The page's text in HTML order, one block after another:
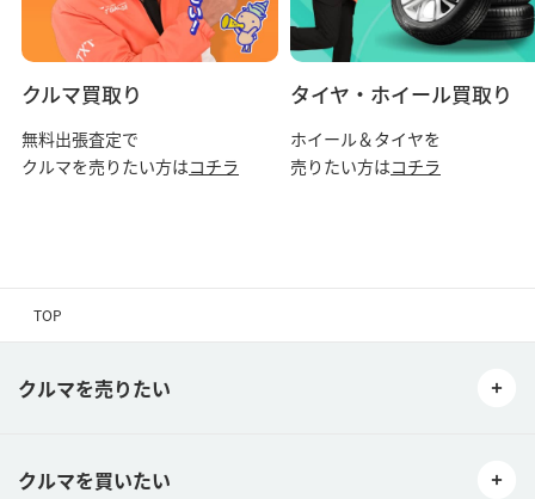
クルマ買取り
無料出張査定で
クルマを売りたい方はコチラ
タイヤ・ホイール買取り
ホイール＆タイヤを
売りたい方はコチラ
TOP
クルマを売りたい
クルマを買いたい